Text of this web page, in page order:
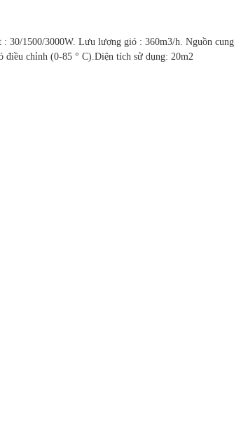
: 30/1500/3000W. Lưu lượng gió : 360m3/h. Nguồn
chỉnh (0-85 ° C).Diện tích sử dụng: 20m2